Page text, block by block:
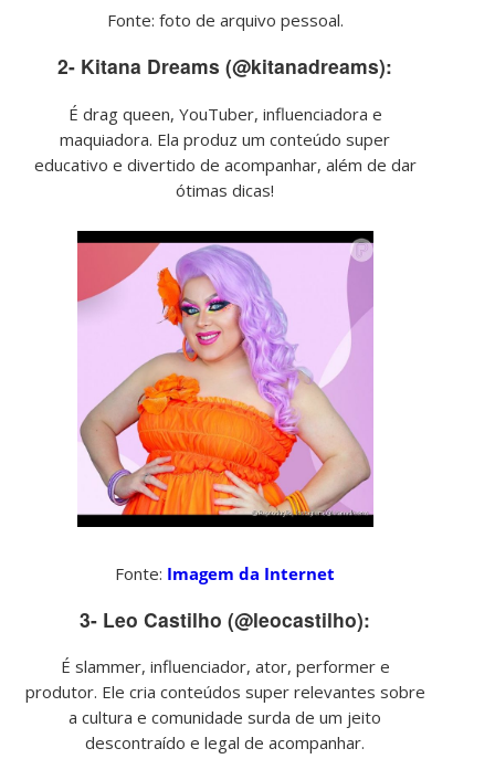
Fonte: foto de arquivo pessoal.
2- Kitana Dreams (@kitanadreams):
É drag queen, YouTuber, influenciadora e
maquiadora. Ela produz um conteúdo super
educativo e divertido de acompanhar, além de dar
ótimas dicas!
Fonte: Imagem da Internet
3- Leo Castilho (@leocastilho):
É slammer, influenciador, ator, performer e
produtor. Ele cria conteúdos super relevantes sobre
a cultura e comunidade surda de um jeito
descontraído e legal de acompanhar.